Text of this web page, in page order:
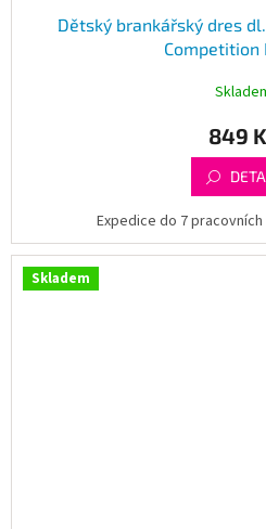
Dětský brankářský dres
Competition
849
Expedice do 7
Skladem